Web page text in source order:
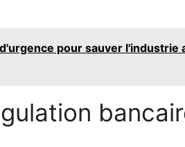
pour sauver l'industrie